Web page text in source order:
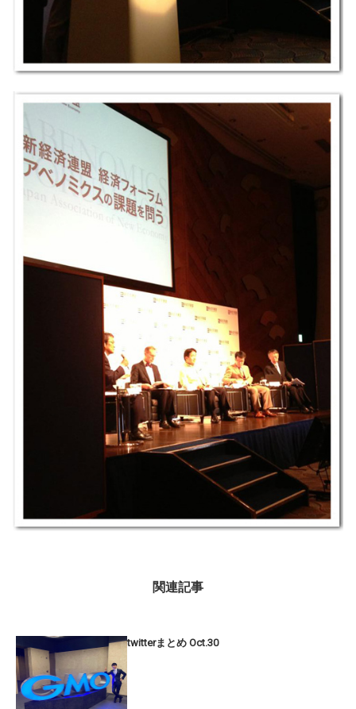
関連記事
twitterまとめ Oct.30